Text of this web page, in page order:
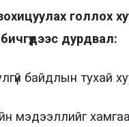
голлох
дурдвал:
байдлын тухай
мэдээллийг